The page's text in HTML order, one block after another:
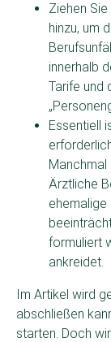
Ziehen
hinzu, um
innerhalb
Tarife und
Essentiell
Manchmal
Ärztliche
ehemalige
formuliert
ankreidet.
Im Artikel wird
abschließen
starten. Doch